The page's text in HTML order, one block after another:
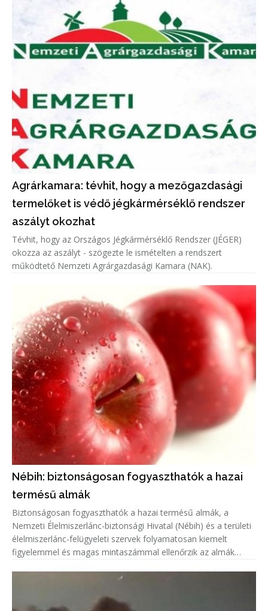
Agrárkamara: tévhit, hogy a mezőgazdasági
termelőket is védő jégkármérséklő rendszer
aszályt okozhat
Tévhit, hogy az Országos Jégkármérséklő Rendszer (JÉGER)
okozza az aszályt - szögezte le ismételten a rendszert
működtető Nemzeti Agrárgazdasági Kamara (NAK).
Nébih: biztonságosan fogyaszthatók a hazai
termésű almák
Biztonságosan fogyaszthatók a hazai termésű almák, a
Nemzeti Élelmiszerlánc-biztonsági Hivatal (Nébih) és a területi
élelmiszerlánc-felügyeleti szervek folyamatosan kiemelt
figyelemmel és magas mintaszámmal ellenőrzik az almák